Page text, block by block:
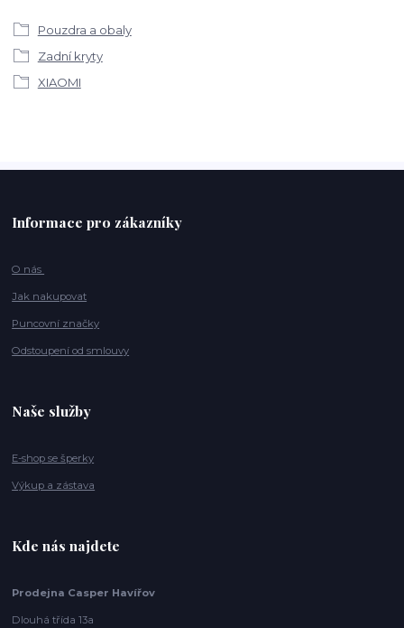
Pouzdra a obaly
Zadní kryty
XIAOMI
Informace pro zákazníky
O nás
Jak nakupovat
Puncovní značky
Odstoupení od smlouvy
Naše služby
E-shop se šperky
Výkup a zástava
Kde nás najdete
Prodejna Casper Havířov
Dlouhá třída 13a